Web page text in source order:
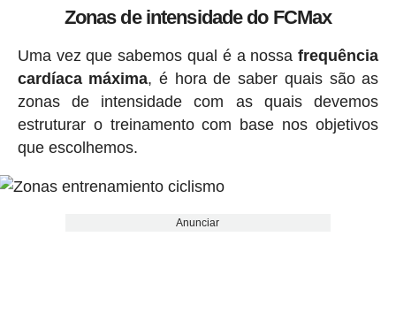
Zonas de intensidade do FCMax
Uma vez que sabemos qual é a nossafrequência
cardíaca máxima, é hora de saber quais são as
zonas de intensidade com as quais devemos
estruturar o treinamento com base nos objetivos
que escolhemos.
Anunciar